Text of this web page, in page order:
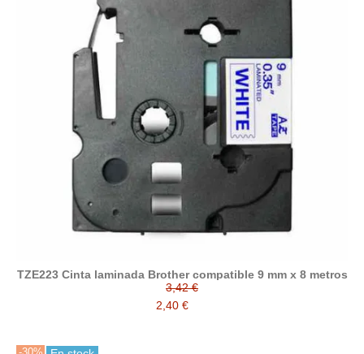
TZE223 Cinta laminada Brother compatible 9 mm x 8 metros
3,42 €
2,40 €